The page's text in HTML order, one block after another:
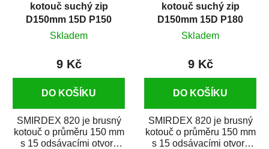
kotouč suchý zip
D150mm 15D P150
Skladem
9 Kč
DO KOŠÍKU
SMIRDEX 820 je brusný
kotouč o průměru 150 mm
s 15 odsávacími otvory
kotouč suchý zip
D150mm 15D P180
Skladem
9 Kč
DO KOŠÍKU
SMIRDEX 820 je brusný
kotouč o průměru 150 mm
s 15 odsávacími otvory